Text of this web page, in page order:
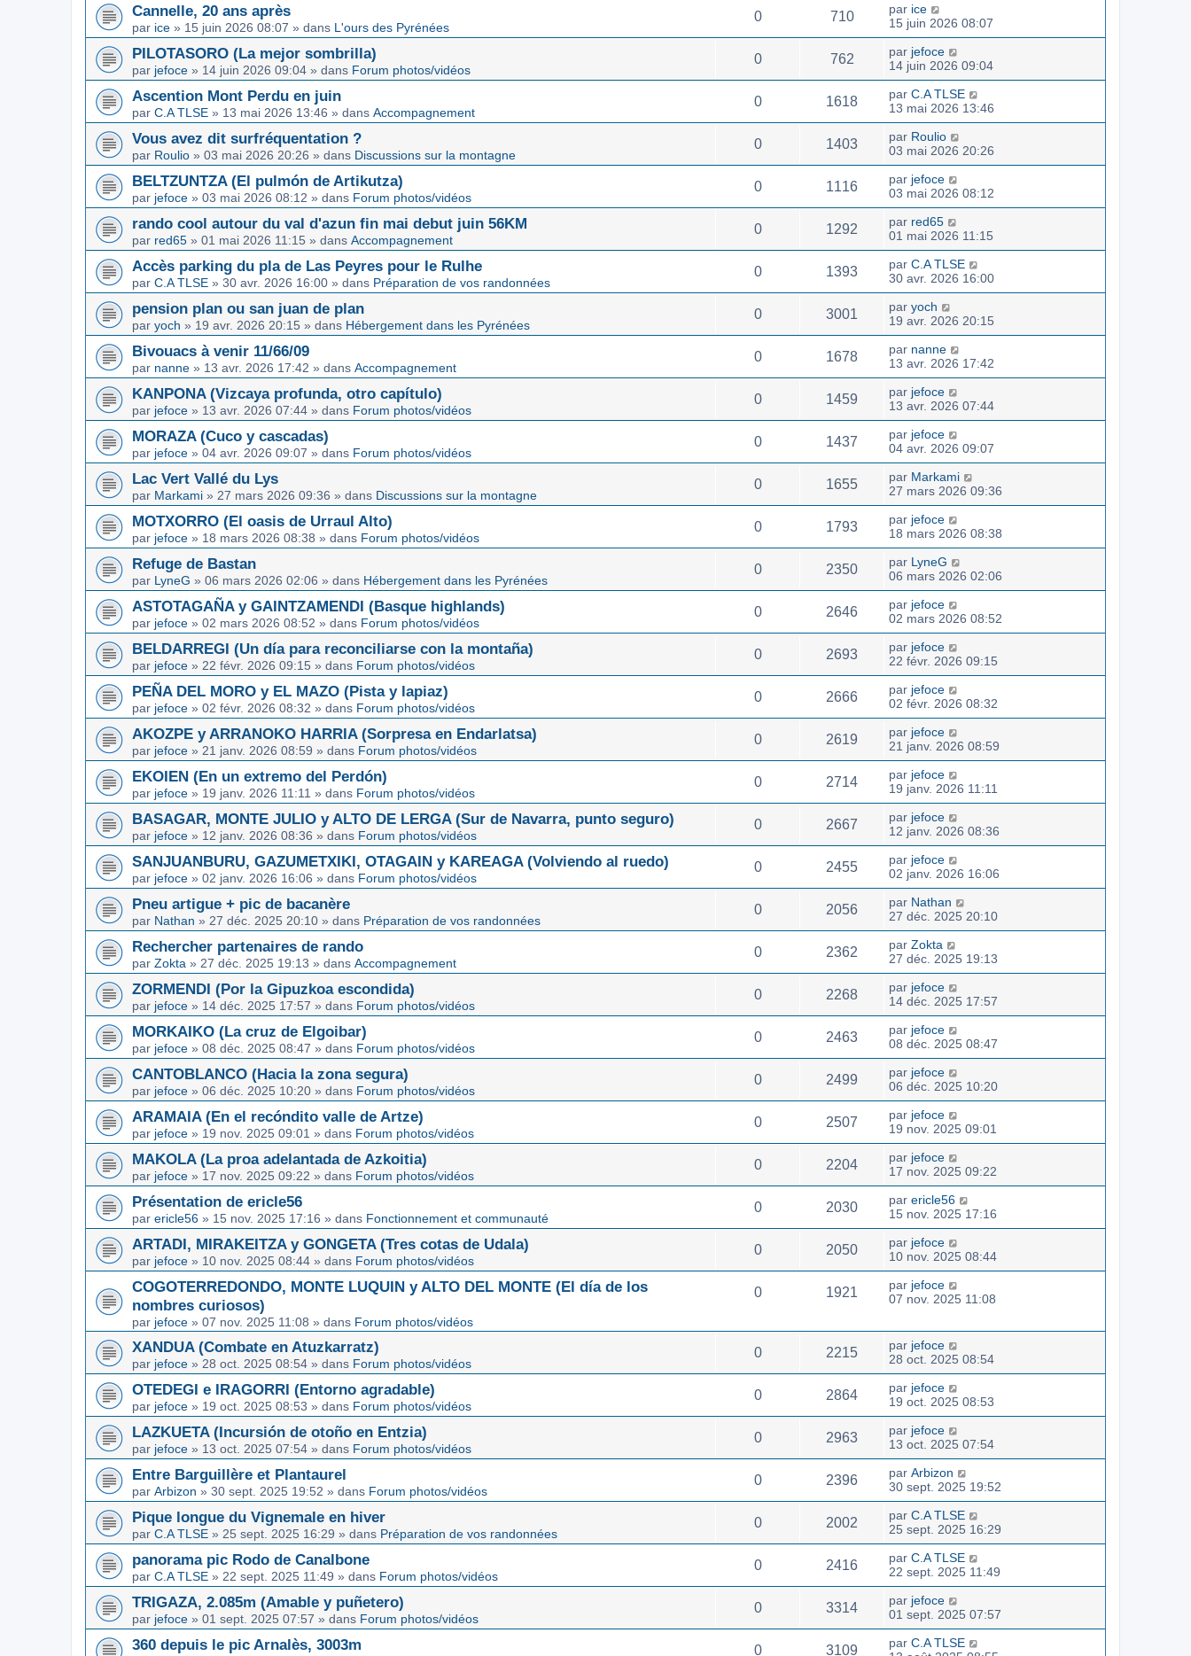
Cannelle, 20 ans après
par ice » 15 juin 2026 08:07 » dans L'ours des Pyrénées
0 710 par ice
15 juin 2026 08:07
PILOTASORO (La mejor sombrilla)
par jefoce » 14 juin 2026 09:04 » dans Forum photos/vidéos
0 762 par jefoce
14 juin 2026 09:04
Ascention Mont Perdu en juin
par C.A TLSE » 13 mai 2026 13:46 » dans Accompagnement
0 1618 par C.A TLSE
13 mai 2026 13:46
Vous avez dit surfréquentation ?
par Roulio » 03 mai 2026 20:26 » dans Discussions sur la montagne
0 1403 par Roulio
03 mai 2026 20:26
BELTZUNTZA (El pulmón de Artikutza)
par jefoce » 03 mai 2026 08:12 » dans Forum photos/vidéos
0 1116 par jefoce
03 mai 2026 08:12
rando cool autour du val d'azun fin mai debut juin 56KM
par red65 » 01 mai 2026 11:15 » dans Accompagnement
0 1292 par red65
01 mai 2026 11:15
Accès parking du pla de Las Peyres pour le Rulhe
par C.A TLSE » 30 avr. 2026 16:00 » dans Préparation de vos randonnées
0 1393 par C.A TLSE
30 avr. 2026 16:00
pension plan ou san juan de plan
par yoch » 19 avr. 2026 20:15 » dans Hébergement dans les Pyrénées
0 3001 par yoch
19 avr. 2026 20:15
Bivouacs à venir 11/66/09
par nanne » 13 avr. 2026 17:42 » dans Accompagnement
0 1678 par nanne
13 avr. 2026 17:42
KANPONA (Vizcaya profunda, otro capítulo)
par jefoce » 13 avr. 2026 07:44 » dans Forum photos/vidéos
0 1459 par jefoce
13 avr. 2026 07:44
MORAZA (Cuco y cascadas)
par jefoce » 04 avr. 2026 09:07 » dans Forum photos/vidéos
0 1437 par jefoce
04 avr. 2026 09:07
Lac Vert Vallé du Lys
par Markami » 27 mars 2026 09:36 » dans Discussions sur la montagne
0 1655 par Markami
27 mars 2026 09:36
MOTXORRO (El oasis de Urraul Alto)
par jefoce » 18 mars 2026 08:38 » dans Forum photos/vidéos
0 1793 par jefoce
18 mars 2026 08:38
Refuge de Bastan
par LyneG » 06 mars 2026 02:06 » dans Hébergement dans les Pyrénées
0 2350 par LyneG
06 mars 2026 02:06
ASTOTAGAÑA y GAINTZAMENDI (Basque highlands)
par jefoce » 02 mars 2026 08:52 » dans Forum photos/vidéos
0 2646 par jefoce
02 mars 2026 08:52
BELDARREGI (Un día para reconciliarse con la montaña)
par jefoce » 22 févr. 2026 09:15 » dans Forum photos/vidéos
0 2693 par jefoce
22 févr. 2026 09:15
PEÑA DEL MORO y EL MAZO (Pista y lapiaz)
par jefoce » 02 févr. 2026 08:32 » dans Forum photos/vidéos
0 2666 par jefoce
02 févr. 2026 08:32
AKOZPE y ARRANOKO HARRIA (Sorpresa en Endarlatsa)
par jefoce » 21 janv. 2026 08:59 » dans Forum photos/vidéos
0 2619 par jefoce
21 janv. 2026 08:59
EKOIEN (En un extremo del Perdón)
par jefoce » 19 janv. 2026 11:11 » dans Forum photos/vidéos
0 2714 par jefoce
19 janv. 2026 11:11
BASAGAR, MONTE JULIO y ALTO DE LERGA (Sur de Navarra, punto seguro)
par jefoce » 12 janv. 2026 08:36 » dans Forum photos/vidéos
0 2667 par jefoce
12 janv. 2026 08:36
SANJUANBURU, GAZUMETXIKI, OTAGAIN y KAREAGA (Volviendo al ruedo)
par jefoce » 02 janv. 2026 16:06 » dans Forum photos/vidéos
0 2455 par jefoce
02 janv. 2026 16:06
Pneu artigue + pic de bacanère
par Nathan » 27 déc. 2025 20:10 » dans Préparation de vos randonnées
0 2056 par Nathan
27 déc. 2025 20:10
Rechercher partenaires de rando
par Zokta » 27 déc. 2025 19:13 » dans Accompagnement
0 2362 par Zokta
27 déc. 2025 19:13
ZORMENDI (Por la Gipuzkoa escondida)
par jefoce » 14 déc. 2025 17:57 » dans Forum photos/vidéos
0 2268 par jefoce
14 déc. 2025 17:57
MORKAIKO (La cruz de Elgoibar)
par jefoce » 08 déc. 2025 08:47 » dans Forum photos/vidéos
0 2463 par jefoce
08 déc. 2025 08:47
CANTOBLANCO (Hacia la zona segura)
par jefoce » 06 déc. 2025 10:20 » dans Forum photos/vidéos
0 2499 par jefoce
06 déc. 2025 10:20
ARAMAIA (En el recóndito valle de Artze)
par jefoce » 19 nov. 2025 09:01 » dans Forum photos/vidéos
0 2507 par jefoce
19 nov. 2025 09:01
MAKOLA (La proa adelantada de Azkoitia)
par jefoce » 17 nov. 2025 09:22 » dans Forum photos/vidéos
0 2204 par jefoce
17 nov. 2025 09:22
Présentation de ericle56
par ericle56 » 15 nov. 2025 17:16 » dans Fonctionnement et communauté
0 2030 par ericle56
15 nov. 2025 17:16
ARTADI, MIRAKEITZA y GONGETA (Tres cotas de Udala)
par jefoce » 10 nov. 2025 08:44 » dans Forum photos/vidéos
0 2050 par jefoce
10 nov. 2025 08:44
COGOTERREDONDO, MONTE LUQUIN y ALTO DEL MONTE (El día de los
nombres curiosos)
par jefoce » 07 nov. 2025 11:08 » dans Forum photos/vidéos
0 1921 par jefoce
07 nov. 2025 11:08
XANDUA (Combate en Atuzkarratz)
par jefoce » 28 oct. 2025 08:54 » dans Forum photos/vidéos
0 2215 par jefoce
28 oct. 2025 08:54
OTEDEGI e IRAGORRI (Entorno agradable)
par jefoce » 19 oct. 2025 08:53 » dans Forum photos/vidéos
0 2864 par jefoce
19 oct. 2025 08:53
LAZKUETA (Incursión de otoño en Entzia)
par jefoce » 13 oct. 2025 07:54 » dans Forum photos/vidéos
0 2963 par jefoce
13 oct. 2025 07:54
Entre Barguillère et Plantaurel
par Arbizon » 30 sept. 2025 19:52 » dans Forum photos/vidéos
0 2396 par Arbizon
30 sept. 2025 19:52
Pique longue du Vignemale en hiver
par C.A TLSE » 25 sept. 2025 16:29 » dans Préparation de vos randonnées
0 2002 par C.A TLSE
25 sept. 2025 16:29
panorama pic Rodo de Canalbone
par C.A TLSE » 22 sept. 2025 11:49 » dans Forum photos/vidéos
0 2416 par C.A TLSE
22 sept. 2025 11:49
TRIGAZA, 2.085m (Amable y puñetero)
par jefoce » 01 sept. 2025 07:57 » dans Forum photos/vidéos
0 3314 par jefoce
01 sept. 2025 07:57
360 depuis le pic Arnalès, 3003m 0 3109 par C.A TLSE